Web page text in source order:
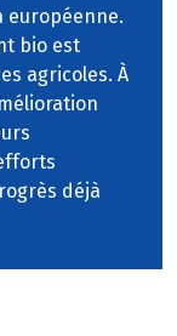
européenne.
bio est
agricoles. À
déjà